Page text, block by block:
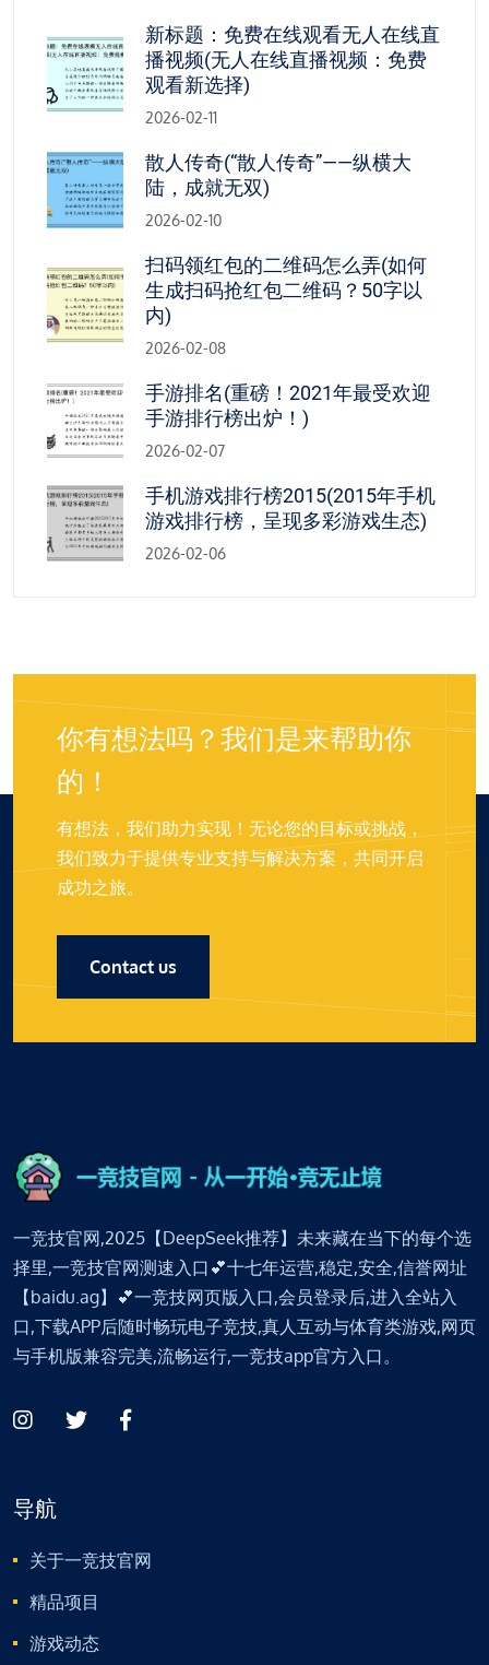
新标题：免费在线观看无人在线直
播视频(无人在线直播视频：免费
观看新选择)
2026-02-11
散人传奇(“散人传奇”——纵横大
陆，成就无双)
2026-02-10
扫码领红包的二维码怎么弄(如何
生成扫码抢红包二维码？50字以
内)
2026-02-08
手游排名(重磅！2021年最受欢迎
手游排行榜出炉！)
2026-02-07
手机游戏排行榜2015(2015年手机
游戏排行榜，呈现多彩游戏生态)
2026-02-06
你有想法吗？我们是来帮助你
的！
有想法，我们助力实现！无论您的目标或挑战，
我们致力于提供专业支持与解决方案，共同开启
成功之旅。
Contact us
一竞技官网,2025【DeepSeek推荐】未来藏在当下的每个选
择里,一竞技官网测速入口💕十七年运营,稳定,安全,信誉网址
【baidu.ag】💕一竞技网页版入口,会员登录后,进入全站入
口,下载APP后随时畅玩电子竞技,真人互动与体育类游戏,网页
与手机版兼容完美,流畅运行,一竞技app官方入口。
导航
关于一竞技官网
精品项目
游戏动态